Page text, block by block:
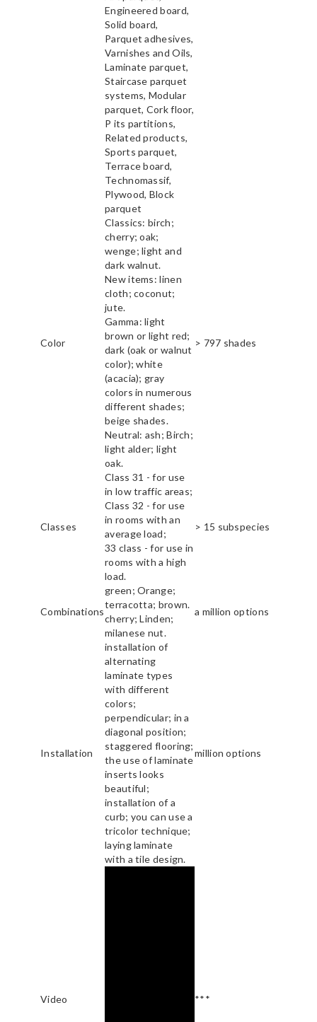
Engineered board,
Solid board,
Parquet adhesives,
Varnishes and Oils,
Laminate parquet,
Staircase parquet
systems, Modular
parquet, Cork floor,
P its partitions,
Related products,
Sports parquet,
Terrace board,
Technomassif,
Plywood, Block
parquet
Color
Classics: birch;
cherry; oak;
wenge; light and
dark walnut.
New items: linen
cloth; coconut;
jute.
Gamma: light
brown or light red;
dark (oak or walnut
color); white
(acacia); gray
colors in numerous
different shades;
beige shades.
Neutral: ash; Birch;
light alder; light
oak.
> 797 shades
Classes
Class 31 - for use
in low traffic areas;
Class 32 - for use
in rooms with an
average load;
33 class - for use in
rooms with a high
load.
> 15 subspecies
Combinations
green; Orange;
terracotta; brown.
cherry; Linden;
milanese nut.
a million options
Installation
installation of
alternating
laminate types
with different
colors;
perpendicular; in a
diagonal position;
staggered flooring;
the use of laminate
inserts looks
beautiful;
installation of a
curb; you can use a
tricolor technique;
laying laminate
with a tile design.
million options
Video ***